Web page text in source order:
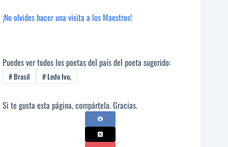
¡No olvides hacer una visita a los Maestros!
Puedes ver todos los poetas del país del poeta sugerido:
#Brasil #Ledo Ivo,
Si te gusta esta página, compártela. Gracias.